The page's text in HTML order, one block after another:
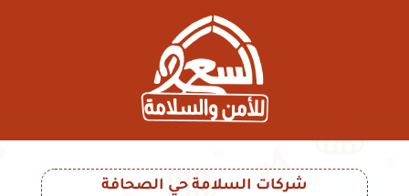
شركات السلامة حي الصحافة